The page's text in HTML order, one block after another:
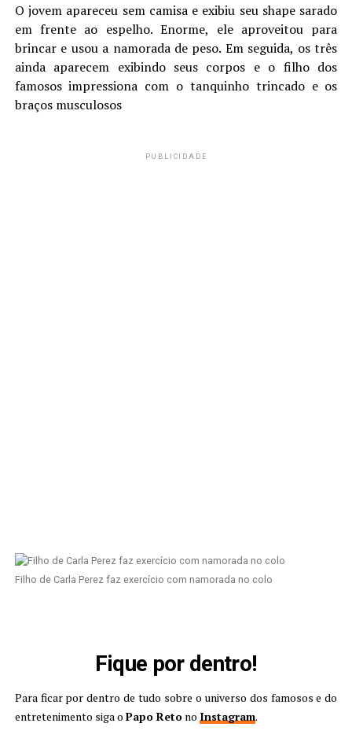
O jovem apareceu sem camisa e exibiu seu shape sarado
em frente ao espelho. Enorme, ele aproveitou para
brincar e usou a namorada de peso. Em seguida, os três
ainda aparecem exibindo seus corpos e o filho dos
famosos impressiona com o tanquinho trincado e os
braços musculosos
PUBLICIDADE
Filho de Carla Perez faz exercício com namorada no colo
Fique por dentro!
Para ficar por dentro de tudo sobre o universo dos famosos e do
entretenimento siga o Papo Retono Instagram.